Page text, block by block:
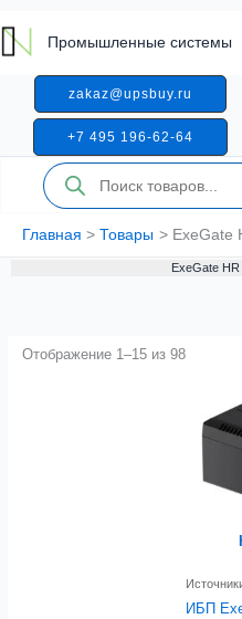
к
содержимому
Промышленные системы
zakaz@upsbuy.ru
+7 495 196-62-64
Поиск
товаров
Главная Товары ExeGate
ExeGate
Отображение 1–15 из 98
ИБП